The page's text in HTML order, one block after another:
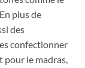
plus de
des
confectionner
pour le madras,